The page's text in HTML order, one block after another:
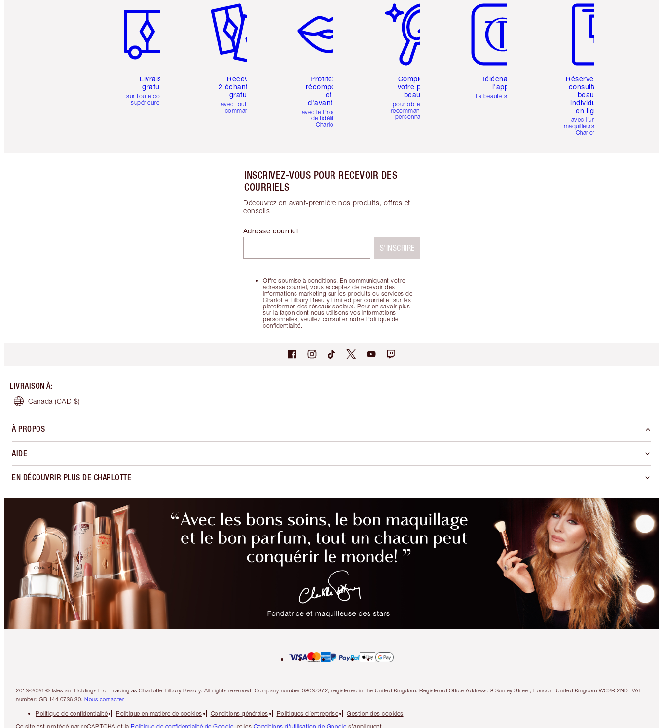
Livraison
gratuite
sur toute commande
supérieure à 50 $
Recevez
2 échantillons
gratuits
avec toutes les
commandes
Profitez de
récompenses
et
d'avantages
avec le Programme
de fidélité de
Charlotte
Compléter
votre profil
beauté
pour obtenir des
recommandations
personnalisées
Téléchargez
l'appli
La beauté simplifiée
Réservez une
consultation
beauté
individuelle
en ligne
avec l'un des
maquilleurs pro de
Charlotte.
INSCRIVEZ-VOUS POUR RECEVOIR DES
COURRIELS
Découvrez en avant-première nos produits, offres et
conseils
Offre soumise à conditions. En communiquant votre
adresse courriel, vous acceptez de recevoir des
informations marketing sur les produits ou services de
Charlotte Tilbury Beauty Limited par courriel et sur les
plateformes des réseaux sociaux. Pour en savoir plus
sur la façon dont nous utilisons vos informations
personnelles, veuillez consulter notre Politique de
confidentialité.
Adresse courriel
S’INSCRIRE
LIVRAISON À:
Canada (CAD $)
À PROPOS
AIDE
EN DÉCOUVRIR PLUS DE CHARLOTTE
2013-2026 © Islestarr Holdings Ltd., trading as Charlotte Tilbury Beauty. All rights reserved. Company number 08037372, registered in the United Kingdom. Registered Office Address: 8 Surrey Street, London, United Kingdom WC2R 2ND. VAT
number: GB 144 0736 30. Nous contacter
Politique de confidentialité Politique en matière de cookies Conditions générales Politiques d’entreprise
Gestion des cookies
Ce site est protégé par reCAPTCHA et la Politique de confidentialité de Google, et les Conditions d'utilisation de Google s’appliquent.